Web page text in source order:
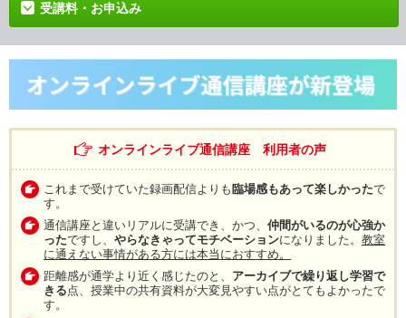
受講料・お申込み
オンラインライブ通信講座 利用者の声
これまで受けていた録画配信よりも臨場感もあって楽しかったで
す。
通信講座と違いリアルに受講でき、かつ、 仲間がいるのが心強か
ったですし、 やらなきゃってモチベーションになりました。 教室
に通えない事情がある方には本当におすすめ。
距離感が通学より近く感じたのと、 アーカイブで繰り返し学習で
きる 点、授業中の共有資料が大変見やすい点がとてもよかったで
す。